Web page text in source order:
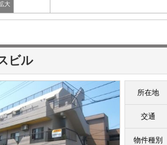
ビル
所在地
交通
物件種別